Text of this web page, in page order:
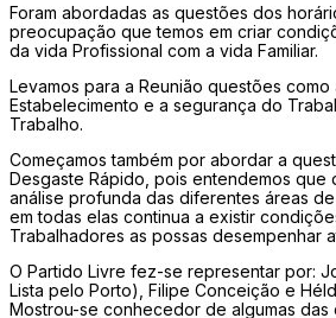
Foram abordadas as questões dos
preocupação que temos em criar
da vida Profissional com a vida Familiar.
Levamos para a Reunião questões como
Estabelecimento e a segurança do
Trabalho.
Começamos também por abordar a
Desgaste Rápido, pois entendemos que
análise profunda das diferentes áreas
em todas elas continua a existir
Trabalhadores as possas desempenhar
O Partido Livre fez-se representar por:
Lista pelo Porto), Filipe Conceição e
Mostrou-se conhecedor de algumas